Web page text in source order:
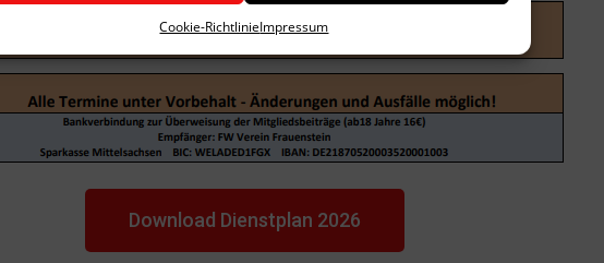
Cookie-RichtlinieImpressum
Download Dienstplan 2026